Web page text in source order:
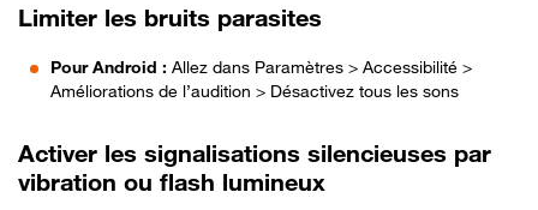
Limiter les bruits parasites
Pour Android : Allez dans Paramètres > Accessibilité >
Améliorations de l’audition > Désactivez tous les sons
Activer les signalisations silencieuses par
vibration ou flash lumineux